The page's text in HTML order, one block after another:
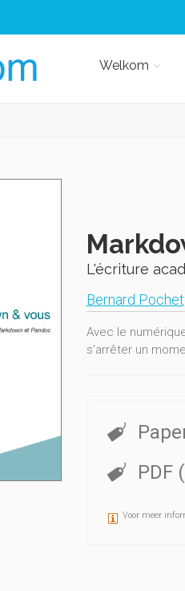
Welkom
L'écriture
Bernard Pochet
Avec le
s’arrêter un
PDF
Voor meer